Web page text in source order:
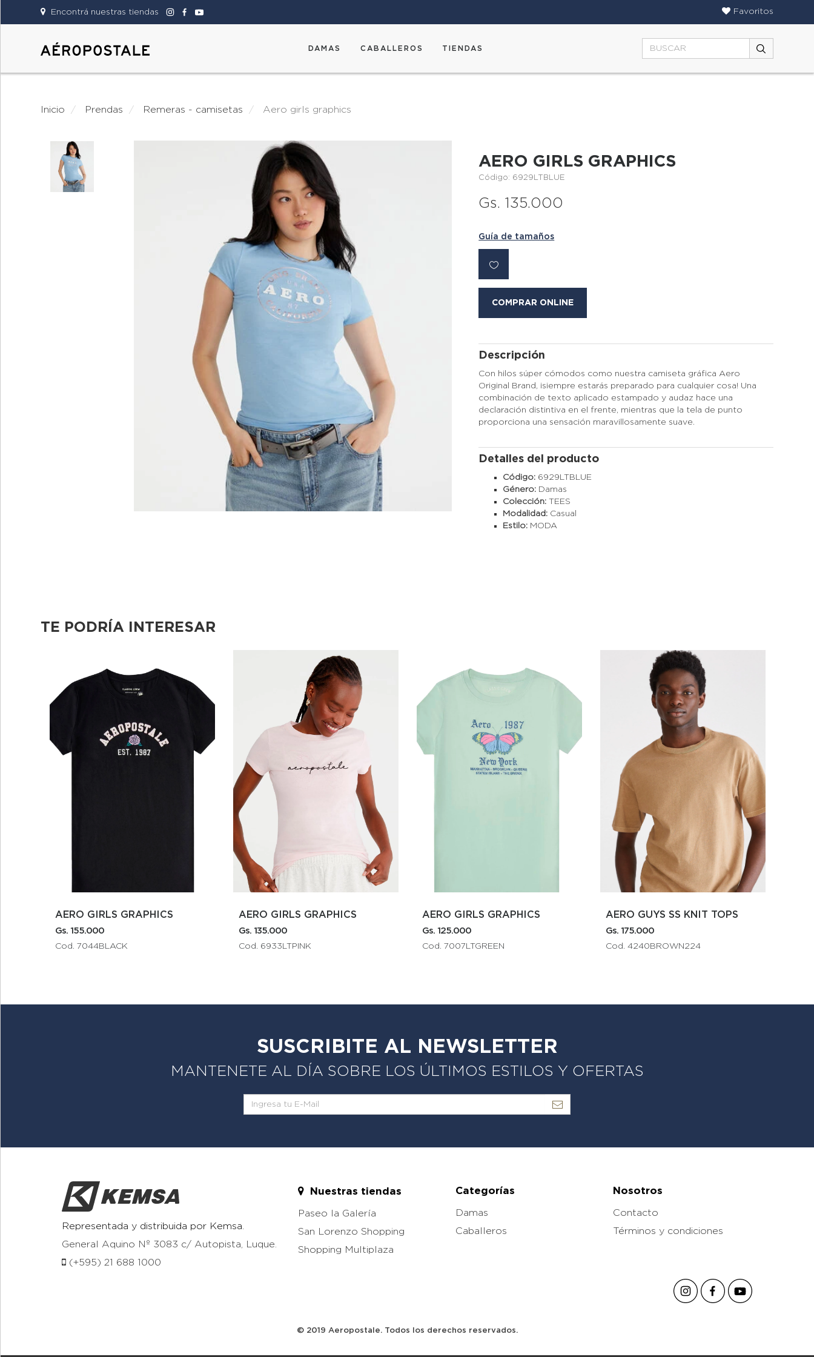
Encontrá nuestras tiendas Favoritos
TIENDAS
DAMAS CABALLEROS TIENDAS
Inicio prendas remeras - camisetas aero girls graphics
AERO GIRLS GRAPHICS
Código: 6929LTBLUE
Gs. 135.000
Guía de tamaños
COMPRAR ONLINE
Descripción
Con hilos súper cómodos como nuestra camiseta gráfica Aero
Original Brand, ¡siempre estarás preparado para cualquier cosa! Una
combinación de texto aplicado estampado y audaz hace una
declaración distintiva en el frente, mientras que la tela de punto
proporciona una sensación maravillosamente suave.
Detalles del producto
Código: 6929LTBLUE
Género: Damas
Colección:TEES
Modalidad: Casual
Estilo: MODA
TE PODRÍA INTERESAR
AERO GIRLS GRAPHICS
Gs. 135.000
Cod. 6933LTPINK
AERO GIRLS GRAPHICS
Gs. 125.000
Cod. 7007LTGREEN
AERO GUYS SS KNIT TOPS
Gs. 175.000
Cod. 4240BROWN224
AERO GIRLS GRAPHICS
Gs. 199.000
Cod. 7135RYBLUE
SUSCRIBITE AL NEWSLETTER
MANTENETE AL DÍA SOBRE LOS ÚLTIMOS ESTILOS Y OFERTAS
Representada y distribuida por Kemsa.
General Aquino Nº 3083 c/ Autopista, Luque.
(+595) 21 688 1000
Nuestras tiendas
Paseo la Galería
San Lorenzo Shopping
Shopping Multiplaza
Categorías
Damas
Caballeros
Nosotros
Contacto
Términos y condiciones
© 2019 Aeropostale. Todos los derechos reservados.